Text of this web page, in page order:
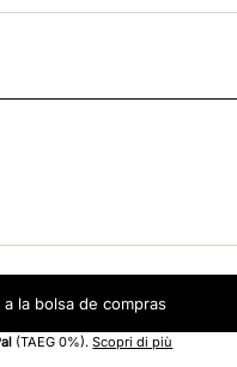
a la bolsa de compras
(TAEG 0%).Scopri di più